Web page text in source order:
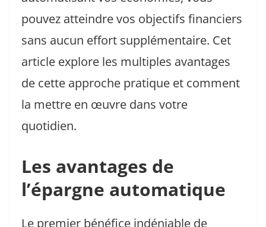
pouvez atteindre vos objectifs financiers
sans aucun effort supplémentaire. Cet
article explore les multiples avantages
de cette approche pratique et comment
la mettre en œuvre dans votre
quotidien.
Les avantages de
l’épargne automatique
Le premier bénéfice indéniable de